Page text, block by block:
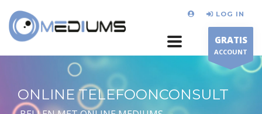
LOG IN
GRATIS
ACCOUNT
ONLINE TELEFOONCONSULT